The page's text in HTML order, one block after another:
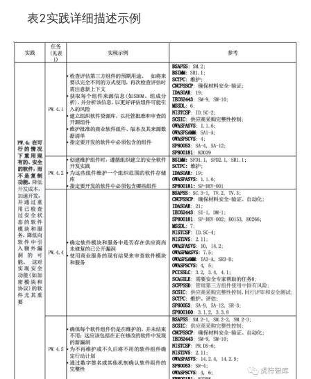
表2实践详细描述示例